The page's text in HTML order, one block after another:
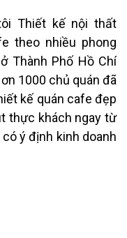
Thiết kế nội thất
theo nhiều phong
Thành Phố Hồ Chí
1000 chủ quán đã
kế quán cafe đẹp
thực khách ngay từ
ý định kinh doanh